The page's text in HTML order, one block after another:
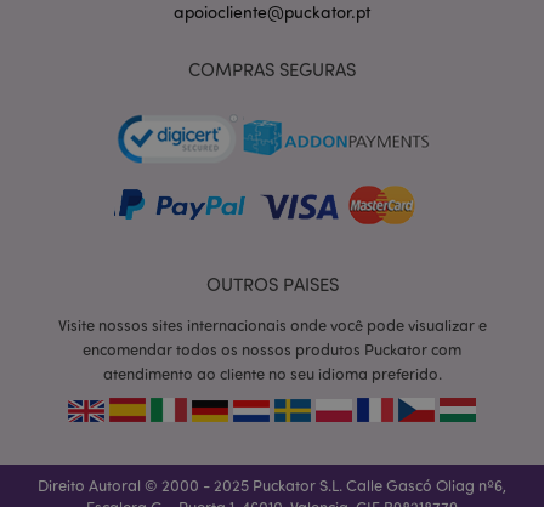
apoiocliente@puckator.pt
COMPRAS SEGURAS
OUTROS PAISES
Visite nossos sites internacionais onde você pode visualizar e
encomendar todos os nossos produtos Puckator com
atendimento ao cliente no seu idioma preferido.
Direito Autoral © 2000 - 2025 Puckator S.L. Calle Gascó Oliag nº6,
section_data_ids
Adobe Inc.
www.puckator.pt